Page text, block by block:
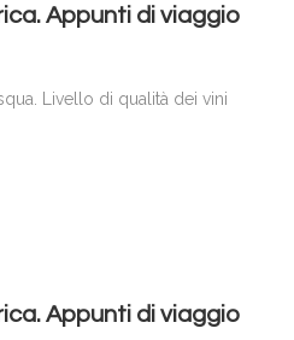
Appunti di viaggio
Livello di qualità dei vini
Appunti di viaggio